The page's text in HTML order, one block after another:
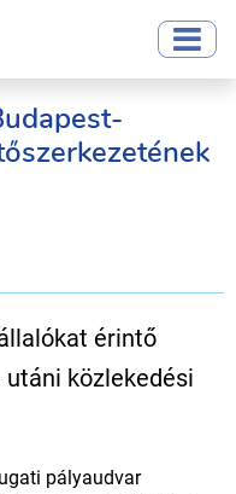
érintő
közlekedési
pályaudvar